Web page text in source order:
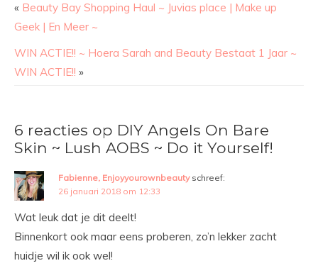
« Beauty Bay Shopping Haul ~ Juvias place | Make up
Geek | En Meer ~
WIN ACTIE!! ~ Hoera Sarah and Beauty Bestaat 1 Jaar ~
WIN ACTIE!! »
6 reacties op DIY Angels On Bare
Skin ~ Lush AOBS ~ Do it Yourself!
Fabienne, Enjoyyourownbeauty schreef:
26 januari 2018 om 12:33
Wat leuk dat je dit deelt!
Binnenkort ook maar eens proberen, zo’n lekker zacht
huidje wil ik ook wel!